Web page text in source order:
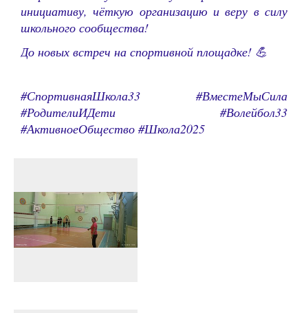
инициативу, чёткую организацию и веру в силу
школьного сообщества!
До новых встреч на спортивной площадке! 💪
#СпортивнаяШкола33 #ВместеМыСила
#РодителиИДети #Волейбол33
#АктивноеОбщество #Школа2025